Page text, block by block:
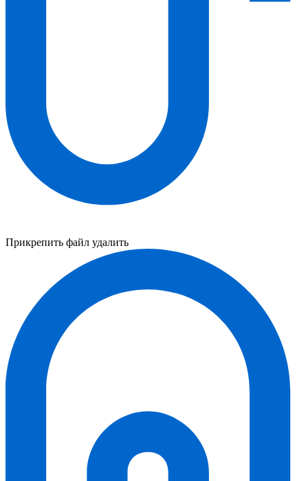
Прикрепить файл удалить